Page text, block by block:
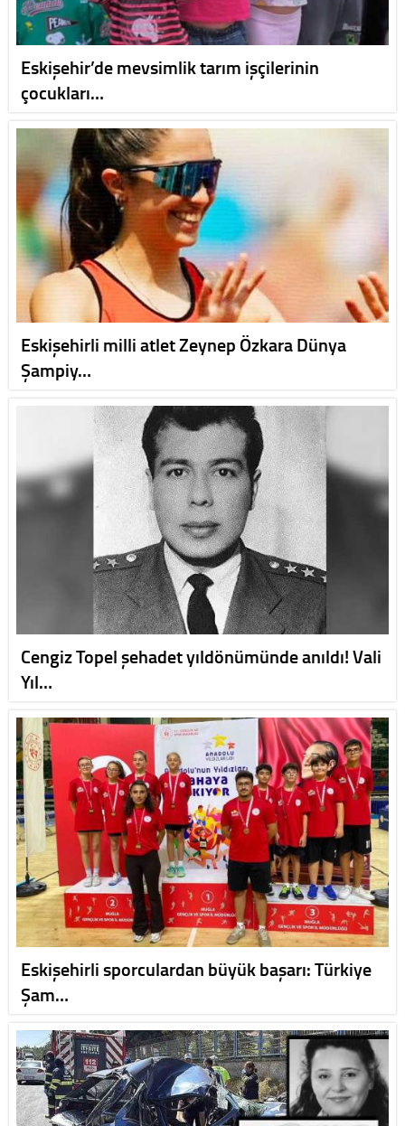
Eskişehir’de mevsimlik tarım işçilerinin
çocukları…
Eskişehirli milli atlet Zeynep Özkara Dünya
Şampiy…
Cengiz Topel şehadet yıldönümünde anıldı! Vali
Yıl…
Eskişehirli sporculardan büyük başarı: Türkiye
Şam…